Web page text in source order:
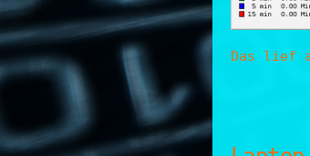
Das lief